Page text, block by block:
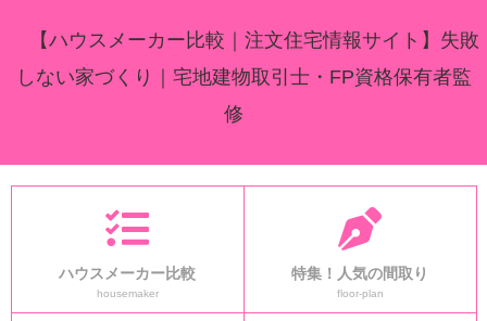
【ハウスメーカー比較｜注文住宅情報サイト】失敗
しない家づくり｜宅地建物取引士・FP資格保有者監
修
ハウスメーカー比較
housemaker
特集！人気の間取り
floor-plan